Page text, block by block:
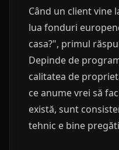
Când un client vine
lua fonduri
casa?", primul
Depinde de
calitatea de
ce anume vrei să
există, sunt
tehnic e bine